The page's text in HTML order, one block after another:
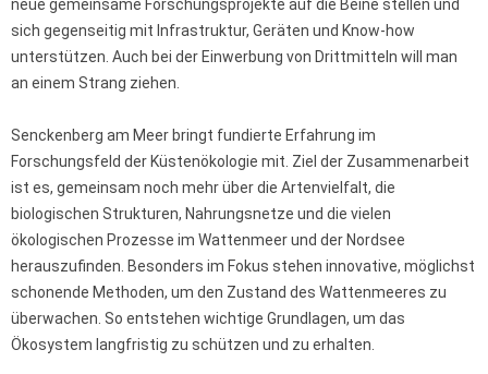
neue gemeinsame Forschungsprojekte auf die Beine stellen und
sich gegenseitig mit Infrastruktur, Geräten und Know-how
unterstützen. Auch bei der Einwerbung von Drittmitteln will man
an einem Strang ziehen.
Senckenberg am Meer bringt fundierte Erfahrung im
Forschungsfeld der Küstenökologie mit. Ziel der Zusammenarbeit
ist es, gemeinsam noch mehr über die Artenvielfalt, die
biologischen Strukturen, Nahrungsnetze und die vielen
ökologischen Prozesse im Wattenmeer und der Nordsee
herauszufinden. Besonders im Fokus stehen innovative, möglichst
schonende Methoden, um den Zustand des Wattenmeeres zu
überwachen. So entstehen wichtige Grundlagen, um das
Ökosystem langfristig zu schützen und zu erhalten.